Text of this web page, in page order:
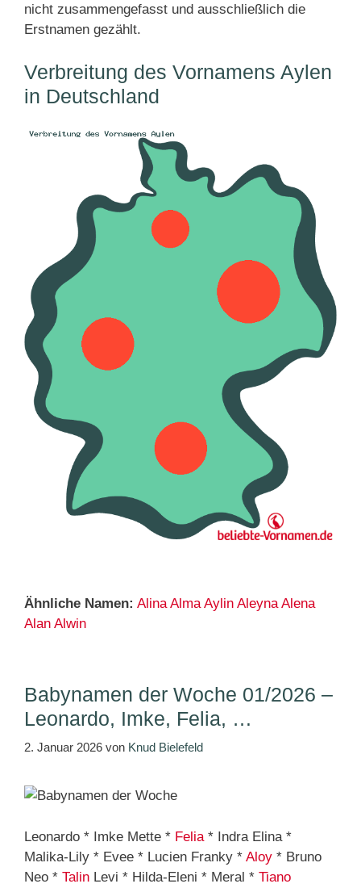
nicht zusammengefasst und ausschließlich die
Erstnamen gezählt.
Verbreitung des Vornamens Aylen
in Deutschland
Ähnliche Namen: Alina Alma Aylin Aleyna Alena
Alan Alwin
Babynamen der Woche 01/2026 –
Leonardo, Imke, Felia, …
2. Januar 2026 von Knud Bielefeld
Leonardo * Imke Mette * Felia * Indra Elina *
Malika-Lily * Evee * Lucien Franky * Aloy * Bruno
Neo * Talin Levi * Hilda-Eleni * Meral * Tiano